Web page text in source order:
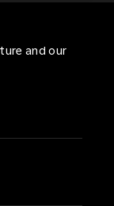
and our